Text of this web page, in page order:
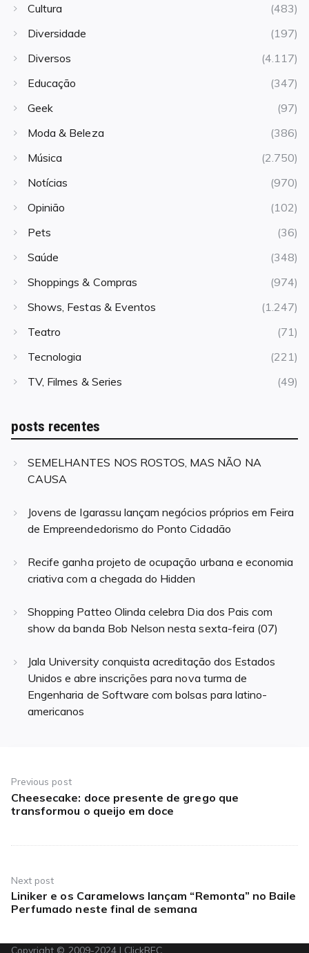
Cultura
(483)
Diversidade
(197)
Diversos
(4.117)
Educação
(347)
Geek
(97)
Moda & Beleza
(386)
Música
(2.750)
Notícias
(970)
Opinião
(102)
Pets
(36)
Saúde
(348)
Shoppings & Compras
(974)
Shows, Festas & Eventos
(1.247)
Teatro
(71)
Tecnologia
(221)
TV, Filmes & Series
(49)
posts recentes
SEMELHANTES NOS ROSTOS, MAS NÃO NA
CAUSA
Jovens de Igarassu lançam negócios próprios em Feira
de Empreendedorismo do Ponto Cidadão
Recife ganha projeto de ocupação urbana e economia
criativa com a chegada do Hidden
Shopping Patteo Olinda celebra Dia dos Pais com
show da banda Bob Nelson nesta sexta-feira (07)
Jala University conquista acreditação dos Estados
Unidos e abre inscrições para nova turma de
Engenharia de Software com bolsas para latino-
americanos
de
Post
Previous post
Previous
post:
Cheesecake: doce presente de grego que
transformou o queijo em doce
Next post
Next
post:
Liniker e os Caramelows lançam “Remonta” no Baile
Perfumado neste final de semana
Copyright © 2009-2024 | ClickREC